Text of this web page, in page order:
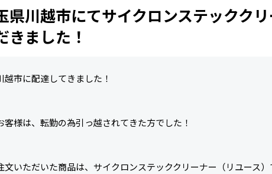
県川越市にてサイクロンステックク
きました！
越市に配達してきました！
客様は、転勤の為引っ越されてきた方でした！
文いただいた商品は、サイクロンステッククリーナー（リユース）